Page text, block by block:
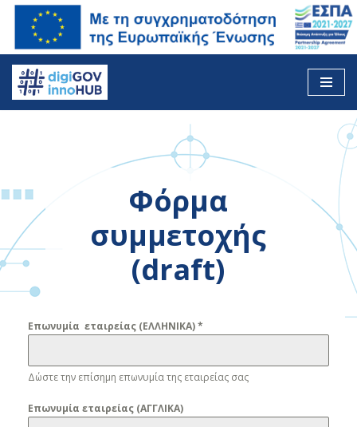
to
content
Φόρμα
συμμετοχής
(draft)
Επωνυμία εταιρείας (ΕΛΛΗΝΙΚΑ)*
Δώστε την επίσημη επωνυμία της εταιρείας σας
Επωνυμία εταιρείας (ΑΓΓΛΙΚΑ)